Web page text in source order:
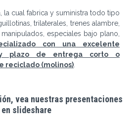
la cual fabrica y suministra todo tipo
trilaterales, trenes alambre,
especiales bajo plano,
con una excelente
plazo de entrega corto o
reciclado (molinos)
vea nuestras presentaciones
en slideshare